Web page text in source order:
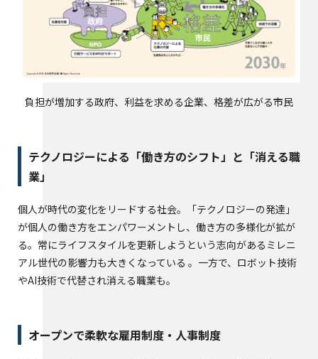
負担が増加する政府、利益を求める企業、格差が広がる市民
テクノロジーによる「働き方のシフト」と「消える職
業」
個人が時代の変化をリードする社会。「テクノロジーの発達」
が個人の働き方をエンパワーメントし、働き方の多様化が拡が
る。常にライフスタイルを更新しようという志向があるミレニ
アル世代の影響力も大きくなっている 。一方で、ロボット技術
やAI技術で代替され消える職業も。
オープンで柔軟な雇用制度・人事制度